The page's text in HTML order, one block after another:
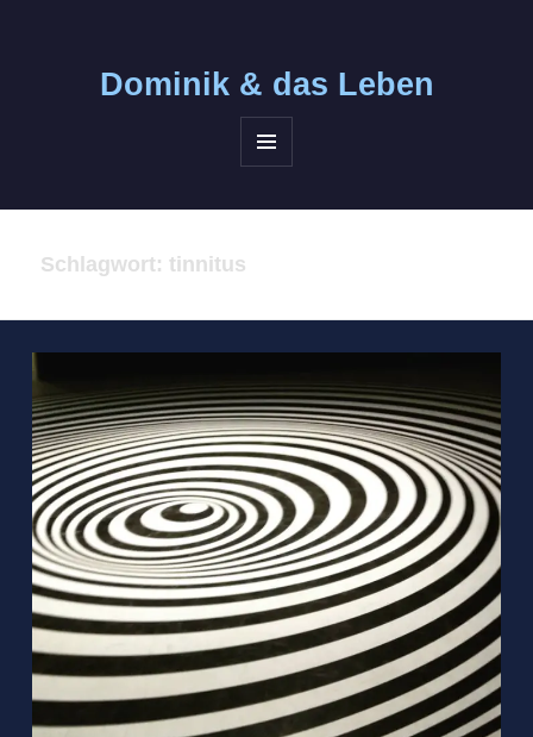
Dominik & das Leben
WIDGETS
Schlagwort:tinnitus